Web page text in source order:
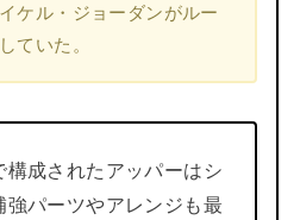
ケル・ジョーダンがルー
ていた。
構成されたアッパーはシ
強パーツやアレンジも最